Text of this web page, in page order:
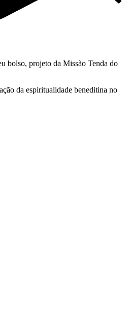
bolso, projeto da Missão Tenda do
da espiritualidade beneditina no